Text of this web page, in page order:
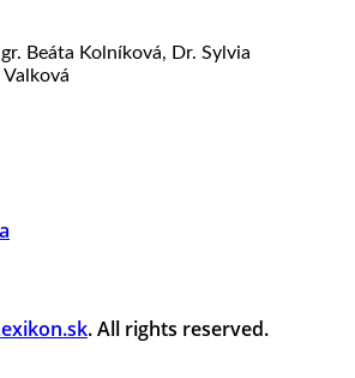
Beáta Kolníková, Dr. Sylvia
. All rights reserved.